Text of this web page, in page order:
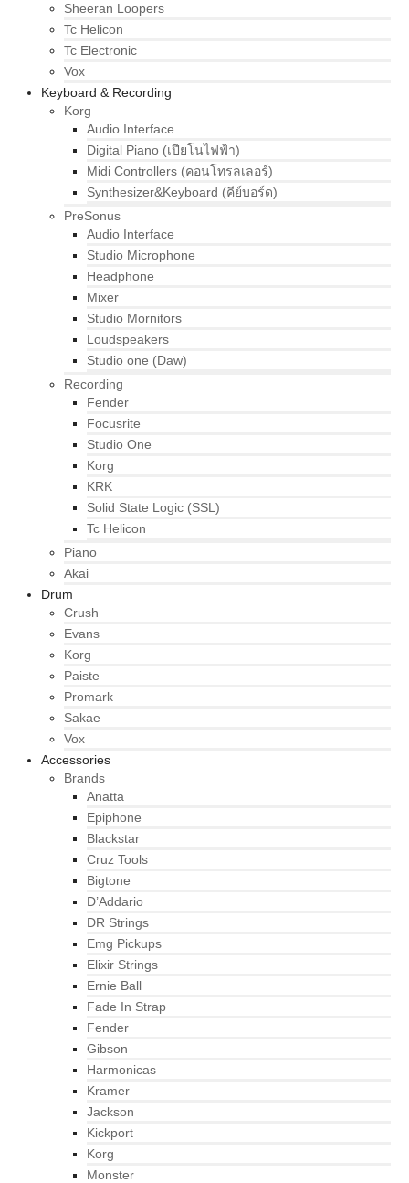
Sheeran Loopers
Tc Helicon
Tc Electronic
Vox
Keyboard & Recording
Korg
Audio Interface
Digital Piano (เปียโนไฟฟ้า)
Midi Controllers (คอนโทรลเลอร์)
Synthesizer&Keyboard (คีย์บอร์ด)
PreSonus
Audio Interface
Studio Microphone
Headphone
Mixer
Studio Mornitors
Loudspeakers
Studio one (Daw)
Recording
Fender
Focusrite
Studio One
Korg
KRK
Solid State Logic (SSL)
Tc Helicon
Piano
Akai
Drum
Crush
Evans
Korg
Paiste
Promark
Sakae
Vox
Accessories
Brands
Anatta
Epiphone
Blackstar
Cruz Tools
Bigtone
D’Addario
DR Strings
Emg Pickups
Elixir Strings
Ernie Ball
Fade In Strap
Fender
Gibson
Harmonicas
Kramer
Jackson
Kickport
Korg
Monster